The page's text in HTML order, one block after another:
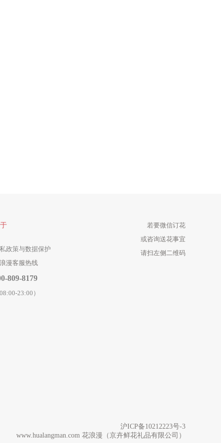
政策与数据保护
漫客服热线
809-8179
23:00）
若要微信订花
或咨询送花事宜
请扫左侧二维码
沪ICP备10212223号-3
www.hualangman.com 花浪漫 （京卉鲜花礼品有限公司）